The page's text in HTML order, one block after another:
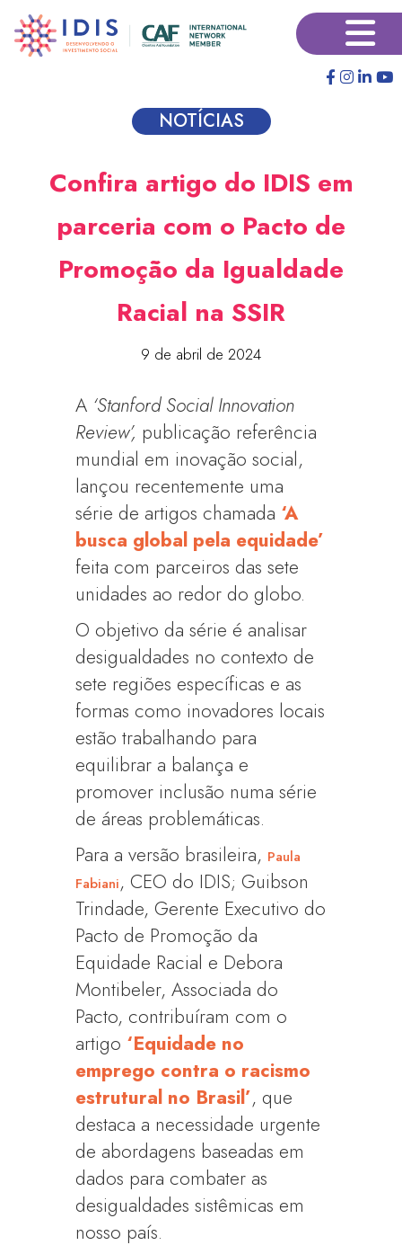
para
×
NOTÍCIAS
Confira artigo do IDIS em
parceria com o Pacto de
Promoção da Igualdade
Racial na SSIR
9 de abril de 2024
A ‘Stanford Social Innovation
Review’, publicação referência
mundial em inovação social,
lançou recentemente uma
série de artigos chamada ‘A
busca global pela equidade’
feita com parceiros das sete
unidades ao redor do globo.
O objetivo da série é analisar
desigualdades no contexto de
sete regiões específicas e as
formas como inovadores locais
estão trabalhando para
equilibrar a balança e
promover inclusão numa série
de áreas problemáticas.
Para a versão brasileira, Paula
Fabiani, CEO do IDIS; Guibson
Trindade, Gerente Executivo do
Pacto de Promoção da
Equidade Racial e Debora
Montibeler, Associada do
Pacto, contribuíram com o
artigo ‘Equidade no
emprego contra o racismo
estrutural no Brasil’, que
destaca a necessidade urgente
de abordagens baseadas em
dados para combater as
desigualdades sistêmicas em
nosso país.